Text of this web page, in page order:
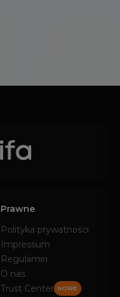
Prawne
Polityka prywatności
Impressum
Regulamin
O nas
Trust Center
NOWE